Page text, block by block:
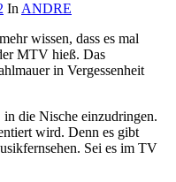
InANDRE
wissen, dass es mal
MTV hieß. Das
in Vergessenheit
die Nische einzudringen.
wird. Denn es gibt
Sei es im TV